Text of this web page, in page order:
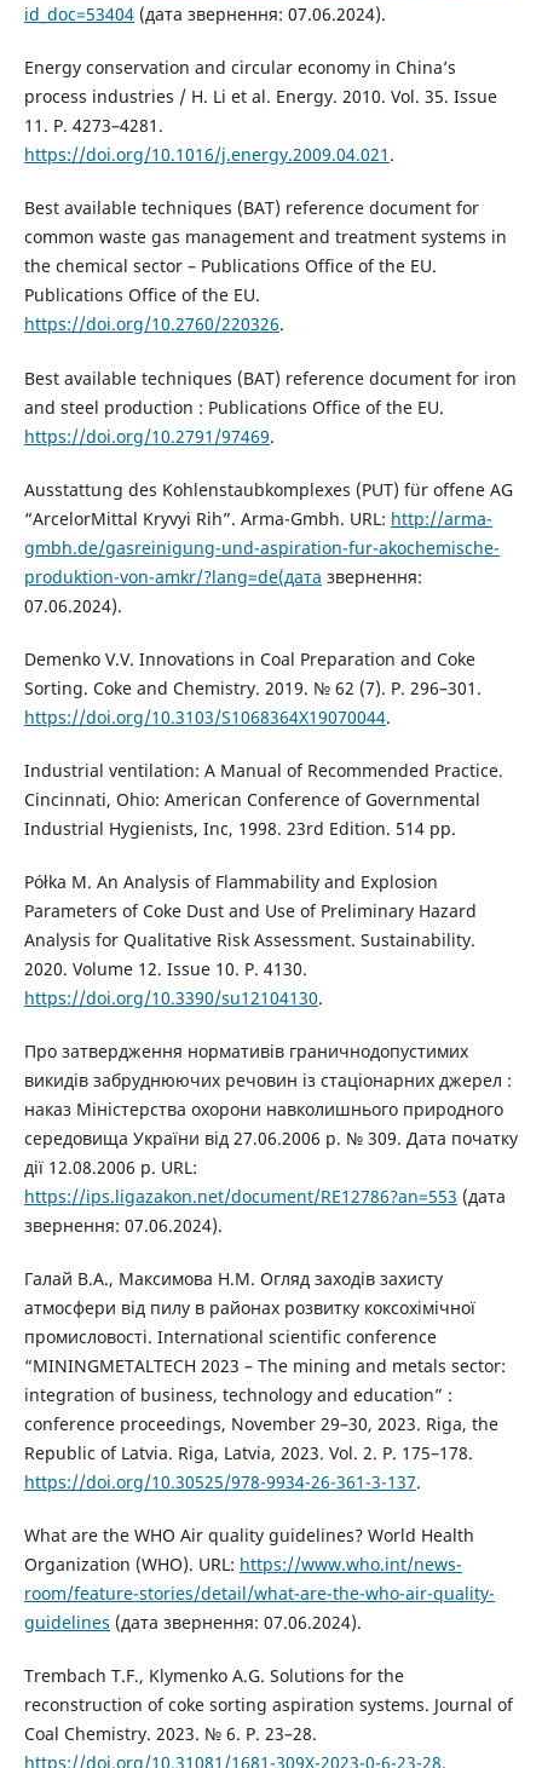
id_doc=53404(дата звернення: 07.06.2024).
Energy conservation and circular economy in China’s
process industries / H. Li et al. Energy. 2010. Vol. 35. Issue
11. P. 4273–4281.
https://doi.org/10.1016/j.energy.2009.04.021 .
Best available techniques (BAT) reference document for
common waste gas management and treatment systems in
the chemical sector – Publications Office of the EU.
Publications Office of the EU.
https://doi.org/10.2760/220326.
Best available techniques (BAT) reference document for iron
and steel production : Publications Office of the EU.
https://doi.org/10.2791/97469.
Ausstattung des Kohlenstaubkomplexes (PUT) für offene AG
“ArcelorMittal Kryvyi Rih”. Arma-Gmbh. URL: http://arma-
gmbh.de/gasreinigung-und-aspiration-fur-akochemische-
produktion-von-amkr/?lang=de(дата звернення:
07.06.2024).
Demenko V.V. Innovations in Coal Preparation and Coke
Sorting. Coke and Chemistry. 2019. № 62 (7). P. 296–301.
https://doi.org/10.3103/S1068364X19070044.
Industrial ventilation: A Manual of Recommended Practice.
Cincinnati, Ohio: American Conference of Governmental
Industrial Hygienists, Inc, 1998. 23rd Edition. 514 pp.
Półka M. An Analysis of Flammability and Explosion
Parameters of Coke Dust and Use of Preliminary Hazard
Analysis for Qualitative Risk Assessment. Sustainability.
2020. Volume 12. Issue 10. P. 4130.
https://doi.org/10.3390/su12104130.
Про затвердження нормативів граничнодопустимих
викидів забруднюючих речовин із стаціонарних джерел :
наказ Міністерства охорони навколишнього природного
середовища України від 27.06.2006 р. № 309. Дата початку
дії 12.08.2006 р. URL:
https://ips.ligazakon.net/document/RE12786?an=553 (дата
звернення: 07.06.2024).
Галай В.А., Максимова Н.М. Огляд заходів захисту
атмосфери від пилу в районах розвитку коксохімічної
промисловості. International scientific conference
“MININGMETALTECH 2023 – The mining and metals sector:
integration of business, technology and education” :
conference proceedings, November 29–30, 2023. Riga, the
Republic of Latvia. Riga, Latvia, 2023. Vol. 2. P. 175–178.
https://doi.org/10.30525/978-9934-26-361-3-137.
What are the WHO Air quality guidelines? World Health
Organization (WHO). URL: https://www.who.int/news-
room/feature-stories/detail/what-are-the-who-air-quality-
guidelines (дата звернення: 07.06.2024).
Trembach T.F., Klymenkо A.G. Solutions for the
reconstruction of coke sorting aspiration systems. Journal of
Coal Chemistry. 2023. № 6. P. 23–28.
https://doi.org/10.31081/1681-309X-2023-0-6-23-28.